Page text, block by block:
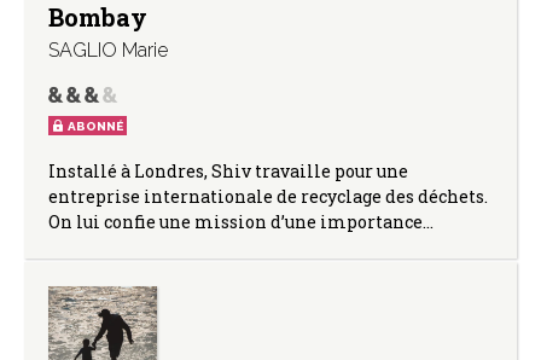
Bombay
SAGLIO Marie
ABONNÉ
Installé à Londres, Shiv travaille pour une
entreprise internationale de recyclage des déchets.
On lui confie une mission d’une importance…